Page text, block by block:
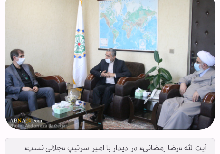
آیت الله «رضا رمضانی» در دیدار با امیر سرتیپ «جلالی نسب»